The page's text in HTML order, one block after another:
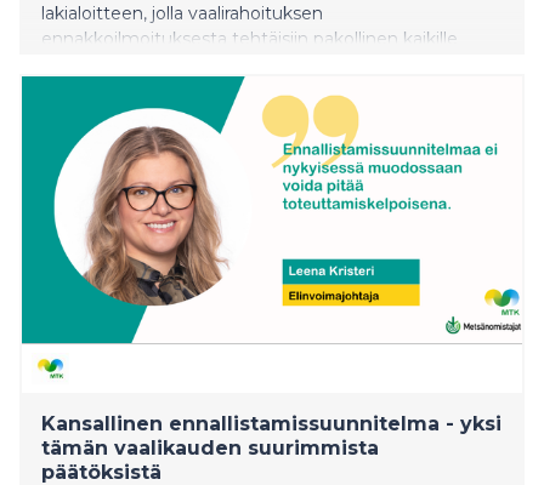
lakialoitteen, jolla vaalirahoituksen
ennakkoilmoituksesta tehtäisiin pakollinen kaikille
uudistus vahvistaisi vaalirahoituksen avoimuutta ja
ehkäisisi korruptioriskejä.
Kansallinen ennallistamissuunnitelma - yksi
tämän vaalikauden suurimmista
päätöksistä